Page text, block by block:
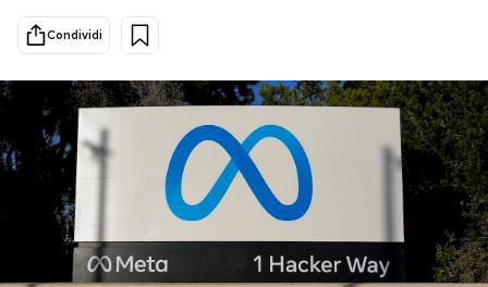
Cultura
Economia
Sport
Mondiali calcio 2026
PODCAST
NEWSLETTER
Condividi